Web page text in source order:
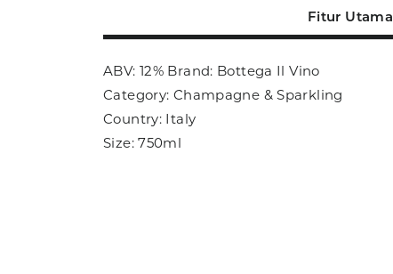
Fitur Utama
ABV: 12% Brand: Bottega Il Vino
Category: Champagne & Sparkling
Country: Italy
Size: 750ml